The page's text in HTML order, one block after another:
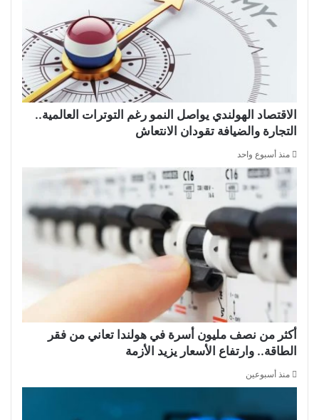
الاقتصاد الهولندي يواصل النمو رغم التوترات العالمية..
التجارة والضيافة تقودان الانتعاش
منذ أسبوع واحد
أكثر من نصف مليون أسرة في هولندا تعاني من فقر
الطاقة.. وارتفاع الأسعار يزيد الأزمة
منذ أسبوعين